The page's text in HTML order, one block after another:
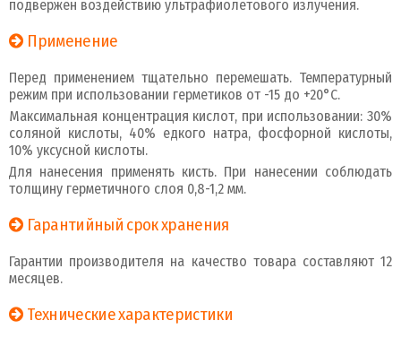
подвержен воздействию ультрафиолетового излучения.
Применение
Перед применением тщательно перемешать. Температурный
режим при использовании герметиков от -15 до +20°С.
Максимальная концентрация кислот, при использовании: 30%
соляной кислоты, 40% едкого натра, фосфорной кислоты,
10% уксусной кислоты.
Для нанесения применять кисть. При нанесении соблюдать
толщину герметичного слоя 0,8-1,2 мм.
Гарантийный срок хранения
Гарантии производителя на качество товара составляют 12
месяцев.
Технические характеристики